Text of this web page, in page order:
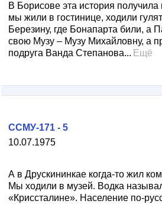
В Борисове эта история
мы жили в гостинице, ходили
Березину, где Бонапарта били, а
свою Музу – Музу Михайловну, а
подруга Ванда Степанова... Ещё
10.07.1975
ССМУ-171 - 5
А в Друскининкае когда-то жил
Мы ходили в музей. Водка
«Криссталине». Население по-